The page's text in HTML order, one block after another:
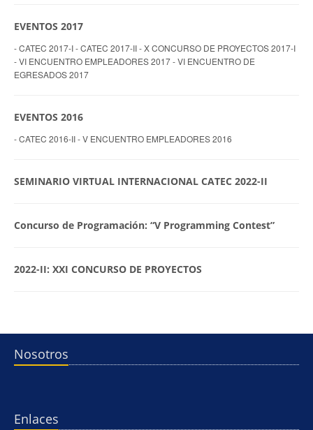
EVENTOS 2017
- CATEC 2017-I - CATEC 2017-II - X CONCURSO DE PROYECTOS 2017-I
- VI ENCUENTRO EMPLEADORES 2017 - VI ENCUENTRO DE
EGRESADOS 2017
EVENTOS 2016
- CATEC 2016-II - V ENCUENTRO EMPLEADORES 2016
SEMINARIO VIRTUAL INTERNACIONAL CATEC 2022-II
Concurso de Programación: “V Programming Contest”
2022-II: XXI CONCURSO DE PROYECTOS
Nosotros
Enlaces